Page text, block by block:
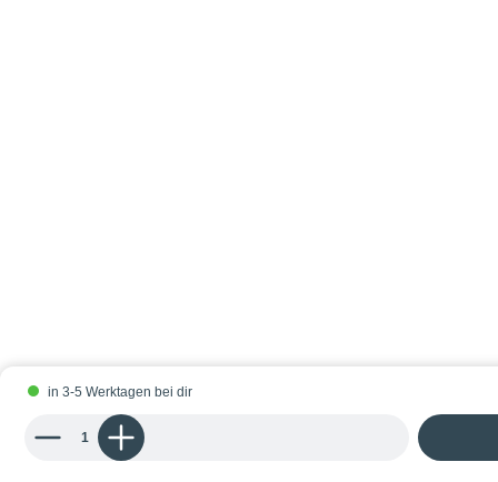
Produkt Anzahl: Gib den gewünschten Wert ein oder benutze die
in 3-5 Werktagen bei dir